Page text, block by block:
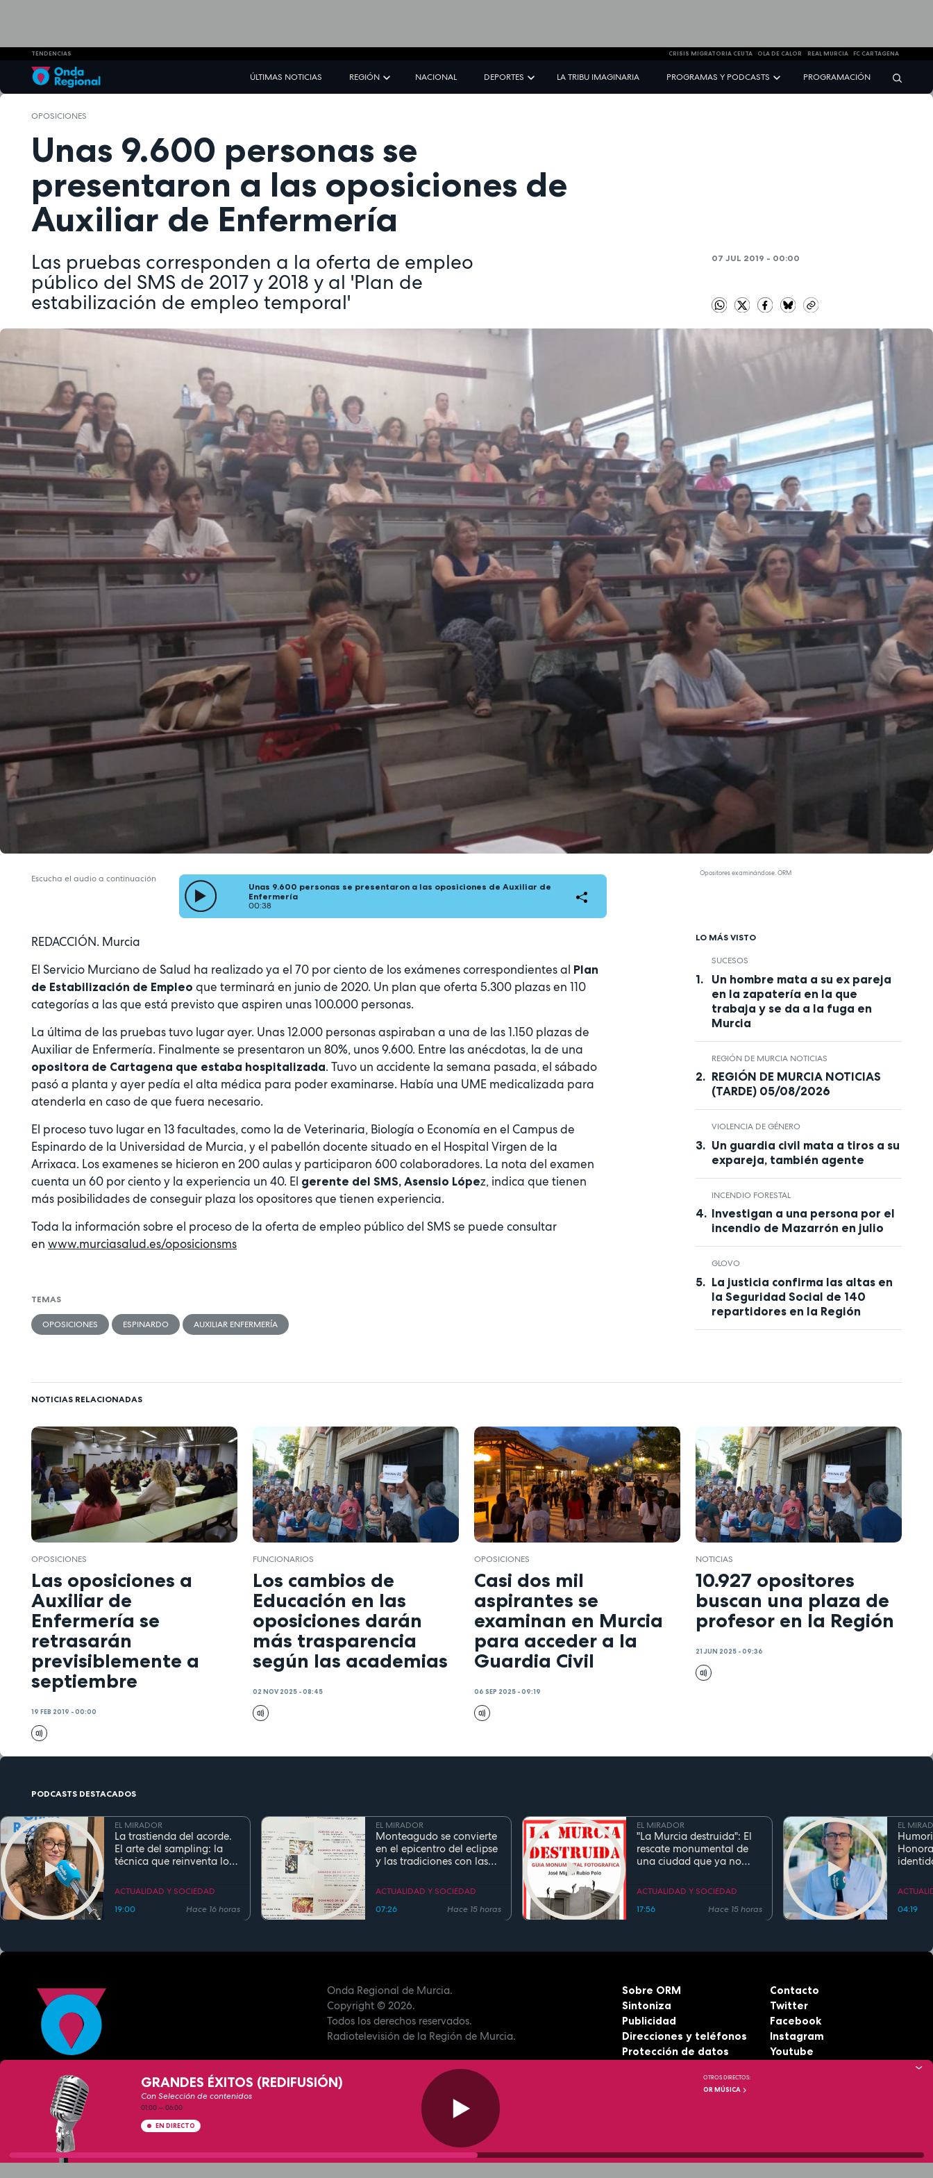
TENDENCIAS CRISIS MIGRATORIA CEUTA OLA DE CALOR REAL MURCIA FC CARTAGENA
ÚLTIMAS NOTICIAS REGIÓN NACIONAL DEPORTES LA TRIBU IMAGINARIA PROGRAMAS Y PODCASTS PROGRAMACIÓN
OPOSICIONES
Unas 9.600 personas se
presentaron a las oposiciones de
Auxiliar de Enfermería
Las pruebas corresponden a la oferta de empleo
público del SMS de 2017 y 2018 y al 'Plan de
estabilización de empleo temporal'
07 JUL 2019 - 00:00
Opositores examinándose. ORM
Escucha el audio a continuación
Unas 9.600 personas se presentaron a las oposiciones de Auxiliar de
Enfermería
00:38
REDACCIÓN. Murcia
El Servicio Murciano de Salud ha realizado ya el 70 por ciento de los exámenes correspondientes al Plan
de Estabilización de Empleo que terminará en junio de 2020. Un plan que oferta 5.300 plazas en 110
categorías a las que está previsto que aspiren unas 100.000 personas.
La última de las pruebas tuvo lugar ayer. Unas 12.000 personas aspiraban a una de las 1.150 plazas de
Auxiliar de Enfermería. Finalmente se presentaron un 80%, unos 9.600. Entre las anécdotas, la de una
opositora de Cartagena que estaba hospitalizada. Tuvo un accidente la semana pasada, el sábado
pasó a planta y ayer pedía el alta médica para poder examinarse. Había una UME medicalizada para
atenderla en caso de que fuera necesario.
El proceso tuvo lugar en 13 facultades, como la de Veterinaria, Biología o Economía en el Campus de
Espinardo de la Universidad de Murcia, y el pabellón docente situado en el Hospital Virgen de la
Arrixaca. Los examenes se hicieron en 200 aulas y participaron 600 colaboradores. La nota del examen
cuenta un 60 por ciento y la experiencia un 40. El gerente del SMS, Asensio López, indica que tienen
más posibilidades de conseguir plaza los opositores que tienen experiencia.
Toda la información sobre el proceso de la oferta de empleo público del SMS se puede consultar
en www.murciasalud.es/oposicionsms
TEMAS
OPOSICIONES ESPINARDO AUXILIAR ENFERMERÍA
LO MÁS VISTO
SUCESOS
Un hombre mata a su ex pareja
en la zapatería en la que
trabaja y se da a la fuga en
Murcia
REGIÓN DE MURCIA NOTICIAS
REGIÓN DE MURCIA NOTICIAS
(TARDE) 05/08/2026
VIOLENCIA DE GÉNERO
Un guardia civil mata a tiros a su
expareja, también agente
INCENDIO FORESTAL
Investigan a una persona por el
incendio de Mazarrón en julio
GLOVO
La justicia confirma las altas en
la Seguridad Social de 140
repartidores en la Región
NOTICIAS RELACIONADAS
OPOSICIONES
Las oposiciones a
Auxiliar de
Enfermería se
retrasarán
previsiblemente a
septiembre
19 FEB 2019 - 00:00
FUNCIONARIOS
Los cambios de
Educación en las
oposiciones darán
más trasparencia
según las academias
02 NOV 2025 - 08:45
OPOSICIONES
Casi dos mil
aspirantes se
examinan en Murcia
para acceder a la
Guardia Civil
06 SEP 2025 - 09:19
NOTICIAS
10.927 opositores
buscan una plaza de
profesor en la Región
21 JUN 2025 - 09:36
PODCASTS DESTACADOS
EL MIRADOR
La trastienda del acorde.
El arte del sampling: la
técnica que reinventa los
actual
ACTUALIDAD Y SOCIEDAD
19:00
Hace 16 horas
EL MIRADOR
Monteagudo se convierte
en el epicentro del eclipse
y las tradiciones con las
ACTUALIDAD Y SOCIEDAD
07:26
Hace 15 horas
EL MIRADOR
"La Murcia destruida": El
rescate monumental de
una ciudad que ya no
ACTUALIDAD Y SOCIEDAD
17:56
Hace 15 horas
EL
Cierva
04:19
Onda Regional de Murcia.
Copyright© 2026.
Todos los derechos reservados.
Radiotelevisión de la Región de Murcia.
Sobre ORM
Sintoniza
Publicidad
Direcciones y teléfonos
Protección de datos
Contacto
Twitter
Facebook
Instagram
Youtube
GRANDES ÉXITOS (REDIFUSIÓN)
Con Selección de contenidos
01:00—06:00
EN DIRECTO
OTROS DIRECTOS:
OR MÚSICA